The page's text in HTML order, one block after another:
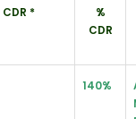
CDR *
%
CDR
140%